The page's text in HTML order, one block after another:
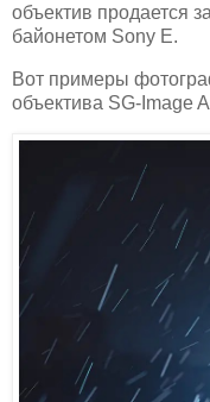
объектив продается за
байонетом Sony E.
Вот примеры
объектива SG-Image